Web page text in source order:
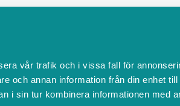
vår trafik och i vissa fall för
och annan information från din enhet
i sin tur kombinera informationen med